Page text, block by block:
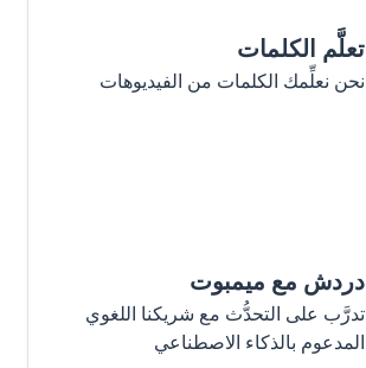
تعلَّم الكلمات
نحن نعلِّمك الكلمات من الفيديوهات
دردش مع ميمبوت
تدرَّب على التحدُّث مع شريكنا اللغوي
المدعوم بالذكاء الاصطناعي